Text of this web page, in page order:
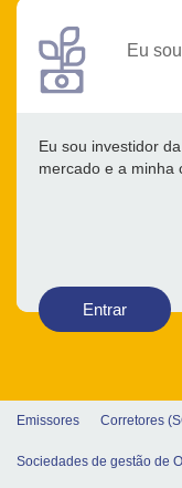
Eu
Eu sou investidor
mercado e a minha
Entrar
Emissores Corretores
Sociedades de gestão de